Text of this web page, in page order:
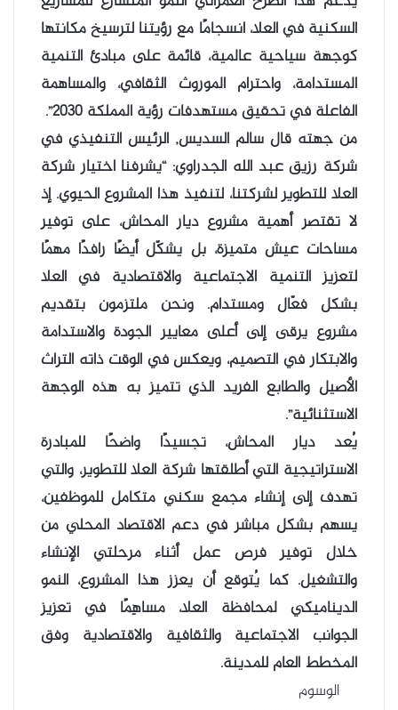
السكنية في العلا، انسجامًا مع رؤيتنا لترسيخ مكانتها
كوجهة سياحية عالمية، قائمة على مبادئ التنمية
المستدامة، واحترام الموروث الثقافي، والمساهمة
الفاعلة في تحقيق مستهدفات رؤية المملكة 2030”.
من جهته قال سالم السديس, الرئيس التنفيذي في
شركة رزيق عبد الله الجدراوي: “يشرفنا اختيار شركة
العلا للتطوير لشركتنا، لتنفيذ هذا المشروع الحيوي. إذ
لا تقتصر أهمية مشروع ديار المحاش، على توفير
مساحات عيش متميزة، بل يشكّل أيضًا رافدًا مهمًا
لتعزيز التنمية الاجتماعية والاقتصادية في العلا
بشكل فعّال ومستدام. ونحن ملتزمون بتقديم
مشروع يرقى إلى أعلى معايير الجودة والاستدامة
والابتكار في التصميم، ويعكس في الوقت ذاته التراث
الأصيل والطابع الفريد الذي تتميز به هذه الوجهة
الاستثنائية”.
يُعد ديار المحاش، تجسيدًا واضحًا للمبادرة
الاستراتيجية التي أطلقتها شركة العلا للتطوير، والتي
تهدف إلى إنشاء مجمع سكني متكامل للموظفين،
يسهم بشكل مباشر في دعم الاقتصاد المحلي من
خلال توفير فرص عمل أثناء مرحلتي الإنشاء
والتشغيل. كما يُتوقع أن يعزز هذا المشروع، النمو
الديناميكي لمحافظة العلا، مساهِمًا في تعزيز
الجوانب الاجتماعية والثقافية والاقتصادية وفق
المخطط العام للمدينة.
الوسوم